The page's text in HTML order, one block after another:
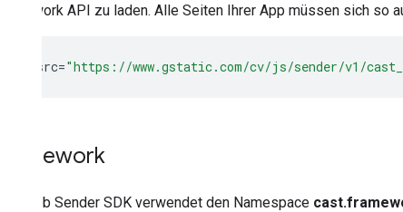
Framework API zu laden. Alle Seiten Ihrer App müssen sich so
src="https://www.gstatic.com/cv/js/sender/v1/
Framework
Das Web Sender SDK verwendet den Namespace